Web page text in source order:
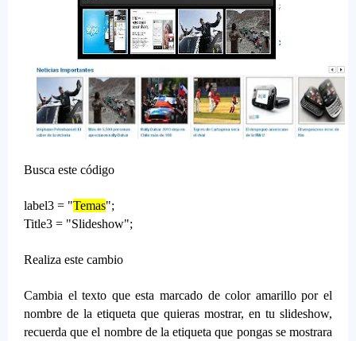
Busca este código
label3 = "Temas";
Title3 = "Slideshow";
Realiza este cambio
Cambia el texto que esta marcado de color amarillo por el
nombre de la etiqueta que quieras mostrar, en tu slideshow,
recuerda que el nombre de la etiqueta que pongas se mostrara